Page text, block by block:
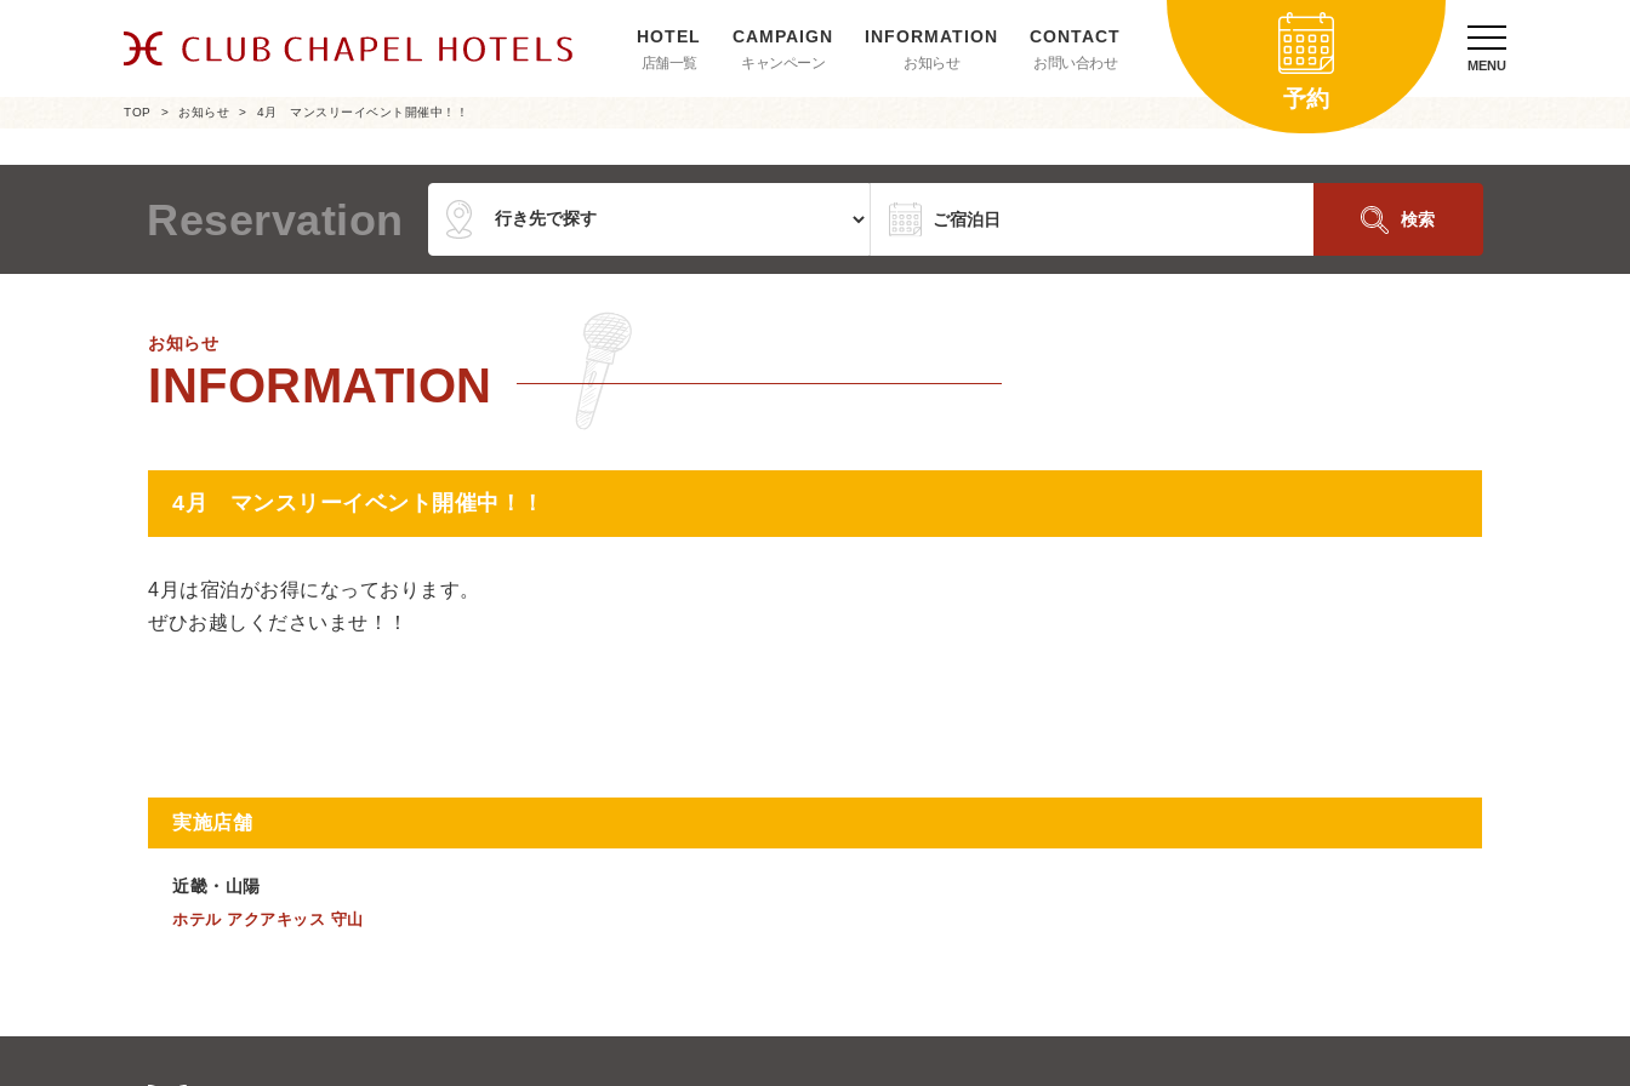
店舗一覧 キャンペーン お知らせ お問い合わせ
予約
MENU
TOP お知らせ 4月 マンスリーイベント開催中！！
Reservation 検索
お知らせ
4月 マンスリーイベント開催中！！
4月は宿泊がお得になっております。
ぜひお越しくださいませ！！
実施店舗
近畿・山陽
ホテル アクアキッス 守山